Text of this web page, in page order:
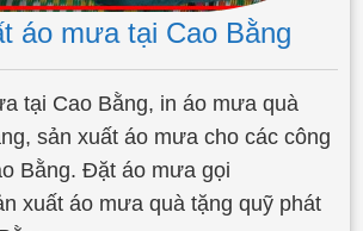
áo mưa tại Cao Bằng
tại Cao Bằng, in áo mưa quà
sản xuất áo mưa cho các công
Bằng. Đặt áo mưa gọi
xuất áo mưa quà tặng quỹ phát